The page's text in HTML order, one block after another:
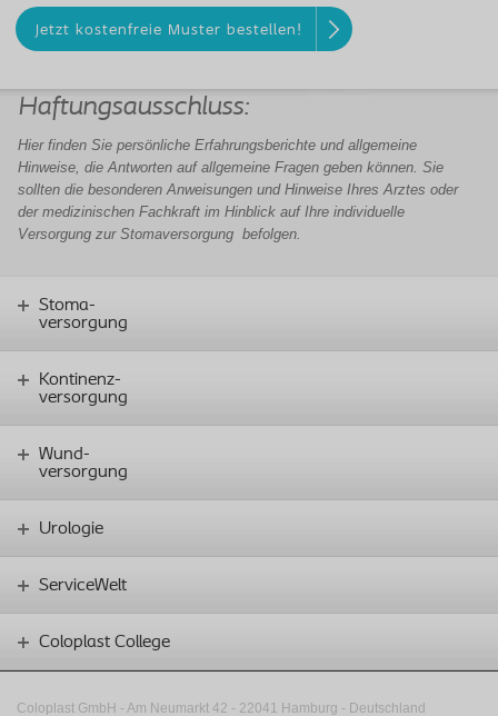
Jetzt kostenfreie Muster bestellen!
Haftungsausschluss:
Hier finden Sie persönliche Erfahrungsberichte und allgemeine
Hinweise, die Antworten auf allgemeine Fragen geben können. Sie
sollten die besonderen Anweisungen und Hinweise Ihres Arztes oder
der medizinischen Fachkraft im Hinblick auf Ihre individuelle
Versorgung zur Stomaversorgung befolgen.
Stoma-
versorgung
Kontinenz-
versorgung
Wund-
versorgung
Urologie
ServiceWelt
Coloplast College
Coloplast GmbH - Am Neumarkt 42 ‑ 22041 Hamburg - Deutschland